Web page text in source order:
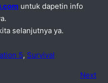
untuk dapetin info
selanjutnya ya.
5, Survival
Next